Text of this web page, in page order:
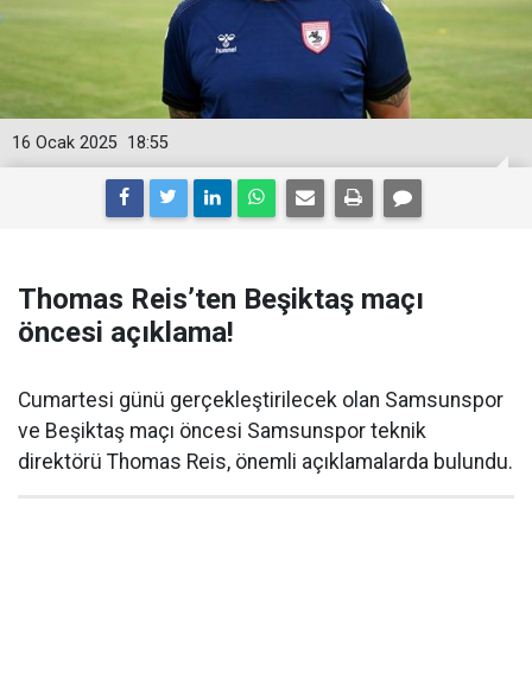
18:55
16 Ocak 2025
Thomas Reis’ten Beşiktaş maçı
öncesi açıklama!
Cumartesi günü gerçekleştirilecek olan Samsunspor
ve Beşiktaş maçı öncesi Samsunspor teknik
direktörü Thomas Reis, önemli açıklamalarda bulundu.